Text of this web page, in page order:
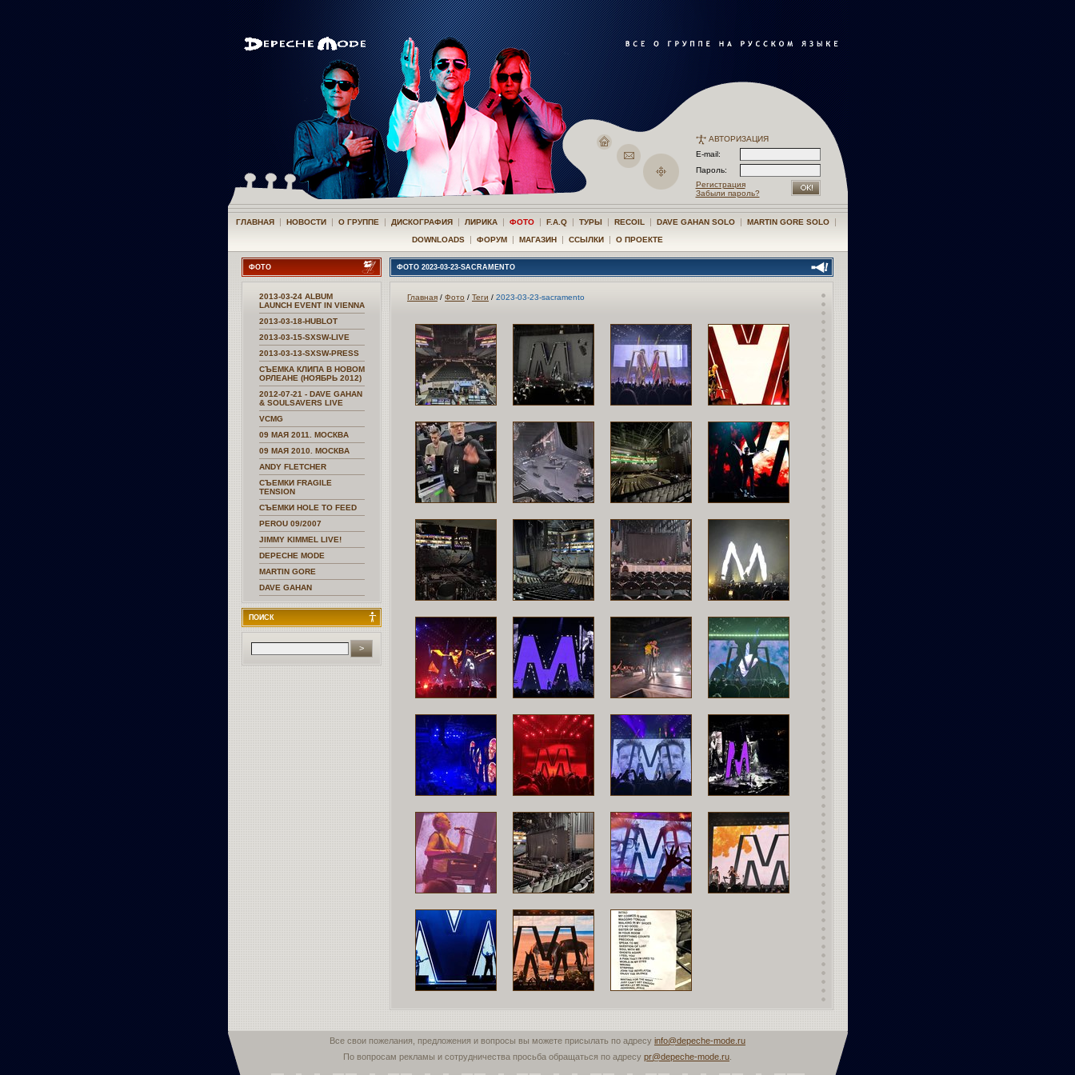
АВТОРИЗАЦИЯ
E-mail:
Пароль:
Регистрация
Забыли пароль?
ГЛАВНАЯ | НОВОСТИ | О ГРУППЕ | ДИСКОГРАФИЯ | ЛИРИКА | ФОТО | F.A.Q | ТУРЫ | RECOIL | DAVE GAHAN SOLO | MARTIN GORE SOLO |
DOWNLOADS | ФОРУМ | МАГАЗИН | ССЫЛКИ | О ПРОЕКТЕ
ФОТО
2013-03-24 ALBUM
LAUNCH EVENT IN VIENNA
2013-03-18-HUBLOT
2013-03-15-SXSW-LIVE
2013-03-13-SXSW-PRESS
СЪЕМКА КЛИПА В НОВОМ
ОРЛЕАНЕ (НОЯБРЬ 2012)
2012-07-21 - DAVE GAHAN
& SOULSAVERS LIVE
VCMG
09 МАЯ 2011. МОСКВА
09 МАЯ 2010. МОСКВА
ANDY FLETCHER
СЪЕМКИ FRAGILE
TENSION
СЪЕМКИ HOLE TO FEED
PEROU 09/2007
JIMMY KIMMEL LIVE!
DEPECHE MODE
MARTIN GORE
DAVE GAHAN
ПОИСК
ФОТО 2023-03-23-SACRAMENTO
Главная / Фото / Теги / 2023-03-23-sacramento
Все свои пожелания, предложения и вопросы вы можете присылать по адресу info@depeche-mode.ru
По вопросам рекламы и сотрудничества просьба обращаться по адресу pr@depeche-mode.ru